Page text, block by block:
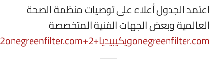
اعتمد الجدول أعلاه على توصيات منظمة الصحة
العالمية وبعض الجهات الفنية المتخصصة
onegreenfilter.comويكيبيديا+2
onegreenfilter.com+2